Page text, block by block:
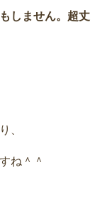
しません。超丈
、
ね＾＾